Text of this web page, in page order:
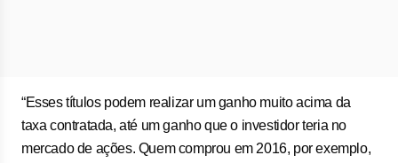
“Esses títulos podem realizar um ganho muito acima da
taxa contratada, até um ganho que o investidor teria no
mercado de ações. Quem comprou em 2016, por exemplo,